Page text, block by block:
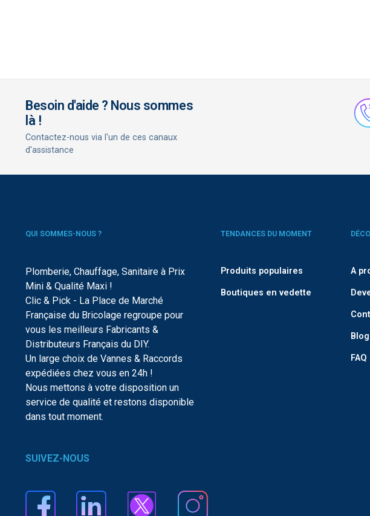
Besoin d'aide ? Nous sommes
là !
Contactez-nous via l'un de ces canaux
d'assistance
QUI SOMMES-NOUS ?
Plomberie, Chauffage, Sanitaire à Prix
Mini & Qualité Maxi !
Clic & Pick - La Place de Marché
Française du Bricolage regroupe pour
vous les meilleurs Fabricants &
Distributeurs Français du DIY.
Un large choix de Vannes & Raccords
expédiées chez vous en 24h !
Nous mettons à votre disposition un
service de qualité et restons disponible
dans tout moment.
TENDANCES DU MOMENT
Produits populaires
Boutiques en vedette
A
Blog
FAQ
SUIVEZ-NOUS